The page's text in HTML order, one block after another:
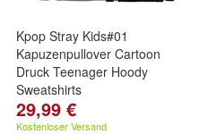
Kpop Stray Kids#01
Kapuzenpullover Cartoon
Druck Teenager Hoody
Sweatshirts
29,99 €
Kostenloser Versand